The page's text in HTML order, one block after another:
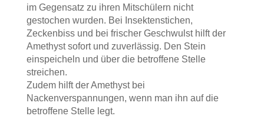
im Gegensatz zu ihren Mitschülern nicht
gestochen wurden. Bei Insektenstichen,
Zeckenbiss und bei frischer Geschwulst hilft der
Amethyst sofort und zuverlässig. Den Stein
einspeicheln und über die betroffene Stelle
streichen.
Zudem hilft der Amethyst bei
Nackenverspannungen, wenn man ihn auf die
betroffene Stelle legt.